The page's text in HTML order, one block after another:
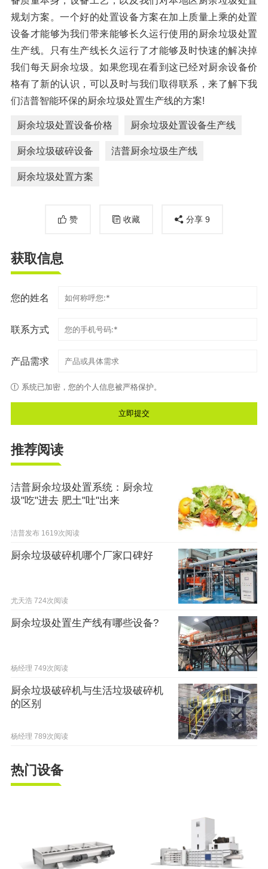
规划方案。一个好的处置设备方案在加上质量上乘的处置
设备才能够为我们带来能够长久运行使用的厨余垃圾处置
生产线。只有生产线长久运行了才能够及时快速的解决掉
我们每天厨余垃圾。如果您现在看到这已经对厨余设备价
格有了新的认识，可以及时与我们取得联系，来了解下我
们洁普智能环保的厨余垃圾处置生产线的方案!
厨余垃圾处置设备价格 厨余垃圾处置设备生产线
厨余垃圾破碎设备 洁普厨余垃圾生产线
厨余垃圾处置方案
赞 收藏 分享 9
获取信息
您的姓名
联系方式
产品需求
系统已加密，您的个人信息被严格保护。
推荐阅读
洁普厨余垃圾处置系统：厨余垃
圾"吃"进去 肥土"吐"出来
洁普发布 1619次阅读
厨余垃圾破碎机哪个厂家口碑好
尤天浩 724次阅读
厨余垃圾处置生产线有哪些设备?
杨经理 749次阅读
厨余垃圾破碎机与生活垃圾破碎机
的区别
杨经理 789次阅读
热门设备